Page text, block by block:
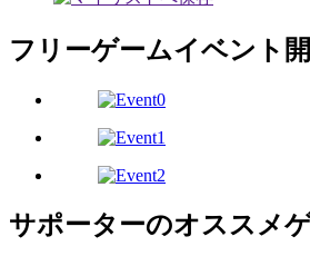
フリーゲームイベント開
サポーターのオススメ